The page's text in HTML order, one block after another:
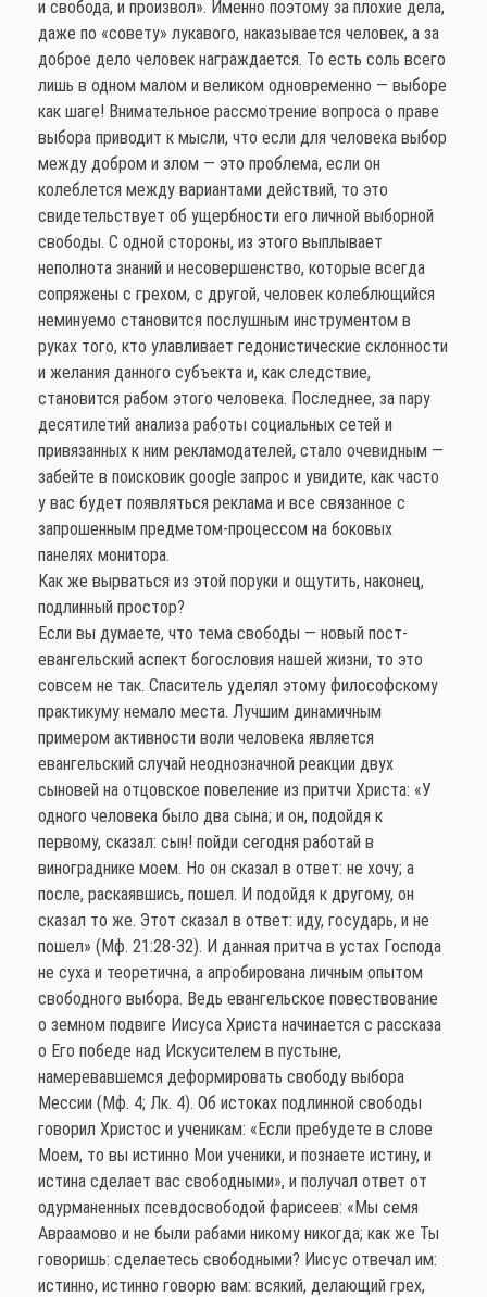
и свобода, и произвол». Именно поэтому за плохие дела,
даже по «совету» лукавого, наказывается человек, а за
доброе дело человек награждается. То есть соль всего
лишь в одном малом и великом одновременно — выборе
как шаге! Внимательное рассмотрение вопроса о праве
выбора приводит к мысли, что если для человека выбор
между добром и злом — это проблема, если он
колеблется между вариантами действий, то это
свидетельствует об ущербности его личной выборной
свободы. С одной стороны, из этого выплывает
неполнота знаний и несовершенство, которые всегда
сопряжены с грехом, с другой, человек колеблющийся
неминуемо становится послушным инструментом в
руках того, кто улавливает гедонистические склонности
и желания данного субъекта и, как следствие,
становится рабом этого человека. Последнее, за пару
десятилетий анализа работы социальных сетей и
привязанных к ним рекламодателей, стало очевидным —
забейте в поисковик google запрос и увидите, как часто
у вас будет появляться реклама и все связанное с
запрошенным предметом-процессом на боковых
панелях монитора.
Как же вырваться из этой поруки и ощутить, наконец,
подлинный простор?
Если вы думаете, что тема свободы — новый пост-
евангельский аспект богословия нашей жизни, то это
совсем не так. Спаситель уделял этому философскому
практикуму немало места. Лучшим динамичным
примером активности воли человека является
евангельский случай неоднозначной реакции двух
сыновей на отцовское повеление из притчи Христа: «У
одного человека было два сына; и он, подойдя к
первому, сказал: сын! пойди сегодня работай в
винограднике моем. Но он сказал в ответ: не хочу; а
после, раскаявшись, пошел. И подойдя к другому, он
сказал то же. Этот сказал в ответ: иду, государь, и не
пошел» (Мф. 21:28-32). И данная притча в устах Господа
не суха и теоретична, а апробирована личным опытом
свободного выбора. Ведь евангельское повествование
о земном подвиге Иисуса Христа начинается с рассказа
о Его победе над Искусителем в пустыне,
намеревавшемся деформировать свободу выбора
Мессии (Мф. 4; Лк. 4). Об истоках подлинной свободы
говорил Христос и ученикам: «Если пребудете в слове
Моем, то вы истинно Мои ученики, и познаете истину, и
истина сделает вас свободными», и получал ответ от
одурманенных псевдосвободой фарисеев: «Мы семя
Авраамово и не были рабами никому никогда; как же Ты
говоришь: сделаетесь свободными? Иисус отвечал им:
истинно, истинно говорю вам: всякий, делающий грех,